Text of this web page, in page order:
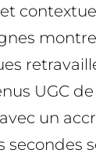
UGC
un
secondes